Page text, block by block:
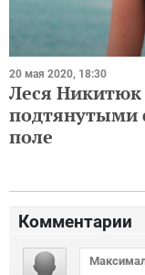
20 мая 2020, 18:30
Леся Никитюк
подтянутыми
поле
Комментарии